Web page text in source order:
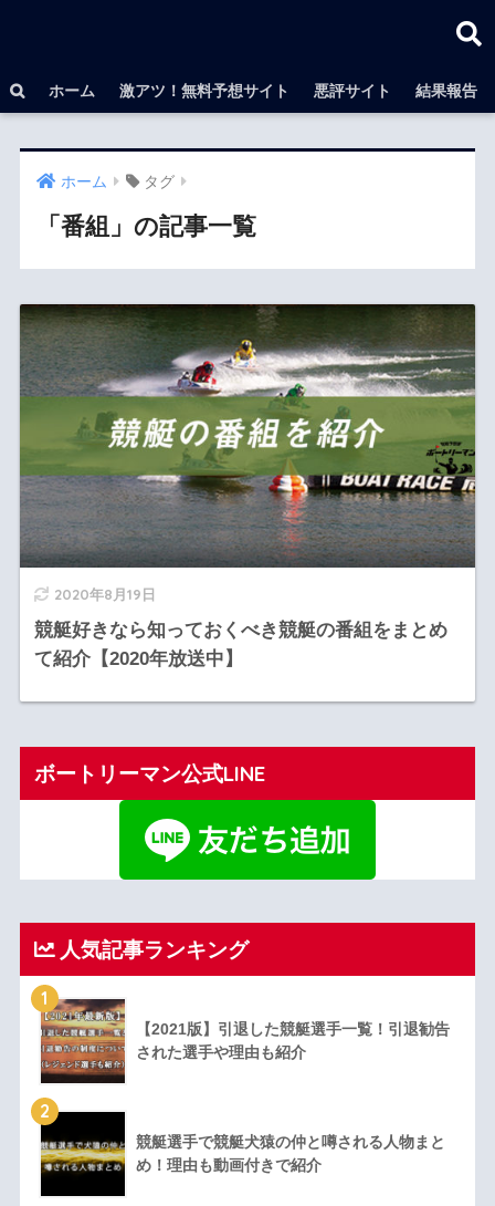
ホーム 激アツ！無料予想サイト 悪評サイト 結果報告
ホーム タグ
「番組」の記事一覧
2020年8月19日
競艇好きなら知っておくべき競艇の番組をまとめ
て紹介【2020年放送中】
ボートリーマン公式LINE
人気記事ランキング
1
【2021版】引退した競艇選手一覧！引退勧告
された選手や理由も紹介
2
競艇選手で競艇犬猿の仲と噂される人物まと
め！理由も動画付きで紹介